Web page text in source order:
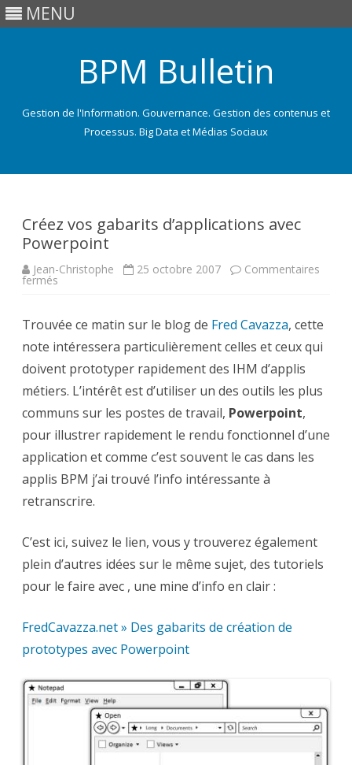
MENU
BPM Bulletin
Gestion de l'Information. Gouvernance. Gestion des contenus et
Processus. Big Data et Médias Sociaux
Créez vos gabarits d’applications avec
Powerpoint
Jean-Christophe 25 octobre 2007 Commentaires
fermés
d’applications
avec
Powerpoint
Trouvée ce matin sur le blog de Fred Cavazza, cette
note intéressera particulièrement celles et ceux qui
doivent prototyper rapidement des IHM d’applis
métiers. L’intérêt est d’utiliser un des outils les plus
communs sur les postes de travail, Powerpoint,
pour illustrer rapidement le rendu fonctionnel d’une
application et comme c’est souvent le cas dans les
applis BPM j’ai trouvé l’info intéressante à
retranscrire.
C’est ici, suivez le lien, vous y trouverez également
plein d’autres idées sur le même sujet, des tutoriels
pour le faire avec , une mine d’info en clair :
FredCavazza.net » Des gabarits de création de
prototypes avec Powerpoint